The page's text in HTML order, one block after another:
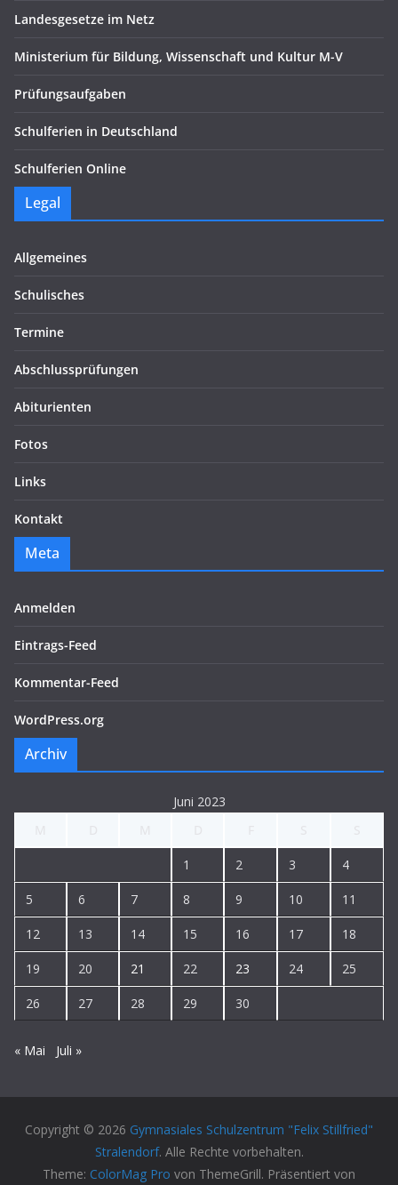
Landesgesetze im Netz
Ministerium für Bildung, Wissenschaft und Kultur M-V
Prüfungsaufgaben
Schulferien in Deutschland
Schulferien Online
Legal
Allgemeines
Schulisches
Termine
Abschlussprüfungen
Abiturienten
Fotos
Links
Kontakt
Meta
Anmelden
Eintrags-Feed
Kommentar-Feed
WordPress.org
Archiv
Juni 2023
1 2 3 4
5 6 7 8 9 10 11
12 13 14 15 16 17 18
19 20 21 22 23 24 25
26 27 28 29 30
« Mai Juli »
Copyright © 2026 Gymnasiales Schulzentrum "Felix Stillfried"
Stralendorf. Alle Rechte vorbehalten.
Theme: ColorMag Pro von ThemeGrill. Präsentiert von